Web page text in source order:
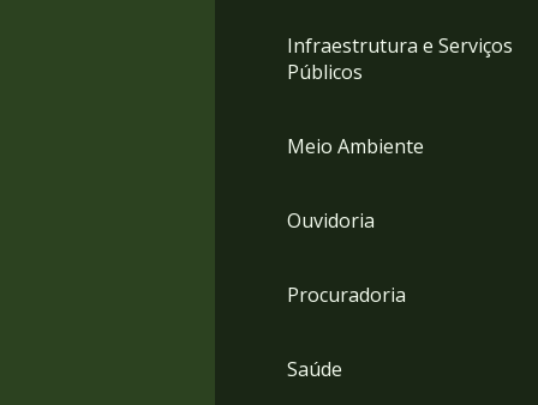
Infraestrutura e Serviços
Públicos
Meio Ambiente
Ouvidoria
Procuradoria
Saúde